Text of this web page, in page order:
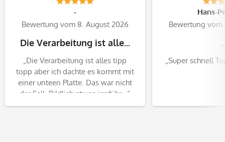
Die Verarbeitung ist alle...
„Die Verarbeitung ist alles tipp
topp aber ich dachte es kommt mit
einer unteen Platte. Das war nicht
der Fall. Bildlich etwas irreführ...“
-
Bewertung vom 8. August 2026
.
„Super schnell
Hans-
Bewertung vom